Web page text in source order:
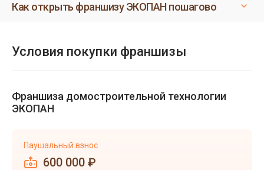
Как открыть франшизу ЭКОПАН пошагово
Условия покупки франшизы
Франшиза домостроительной технологии
ЭКОПАН
Паушальный взнос
600 000 ₽